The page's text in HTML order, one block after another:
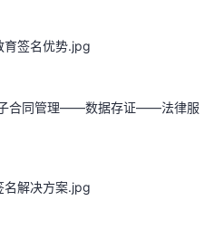
合同管理——数据存证——法律服